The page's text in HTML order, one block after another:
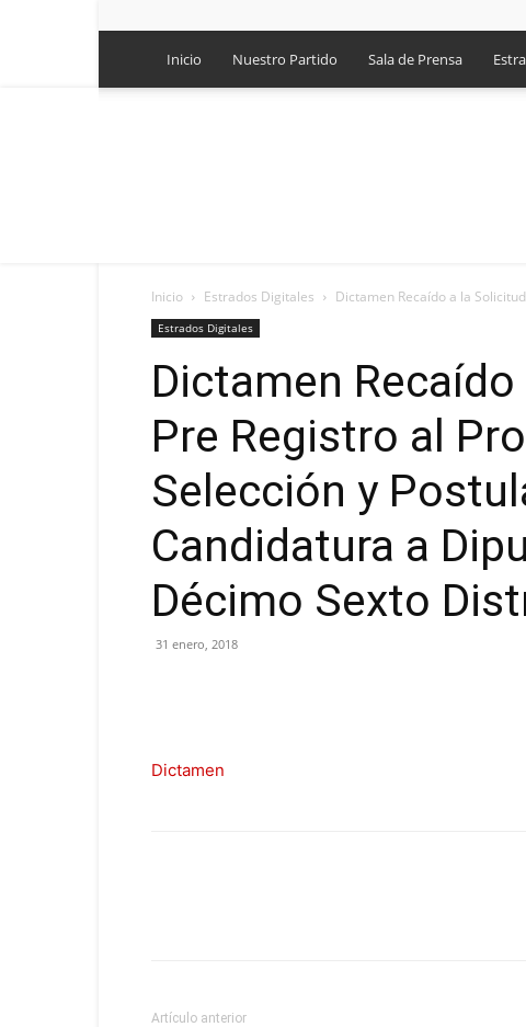
Inicio Nuestro Partido Sala de Prensa
Inicio Estrados Digitales Dictamen Recaído a la
Estrados Digitales
Dictamen
Pre Registro al
Selección y
Candidatura a
Décimo Sexto
31 enero, 2018
Dictamen
Artículo anterior